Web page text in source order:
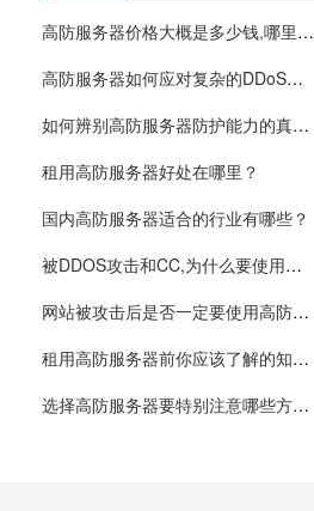
高防服务器价格大概是多少钱,哪里有？
高防服务器如何应对复杂的DDoS攻击？
如何辨别高防服务器防护能力的真假?
租用高防服务器好处在哪里？
国内高防服务器适合的行业有哪些？
被DDOS攻击和CC,为什么要使用高防服务器？
网站被攻击后是否一定要使用高防服务器？
租用高防服务器前你应该了解的知识,让你少踩坑
选择高防服务器要特别注意哪些方面?